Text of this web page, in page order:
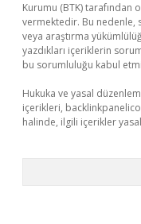
Kurumu (BTK) tarafından
vermektedir. Bu
veya araştırma
yazdıkları içeriklerin
bu sorumluluğu kabul
Hukuka ve yasal
içerikleri,
halinde, ilgili içerikler